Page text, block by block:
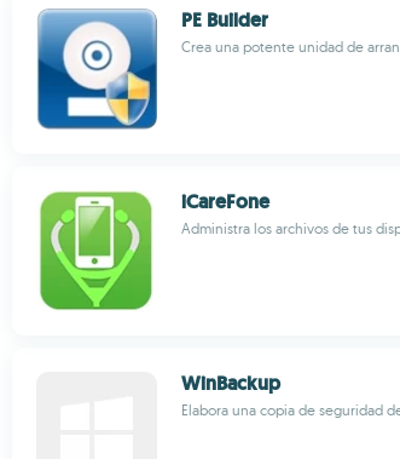
PE Builder
Crea una potente unidad de
iCareFone
Administra los archivos de tus
WinBackup
Elabora una copia de seguridad